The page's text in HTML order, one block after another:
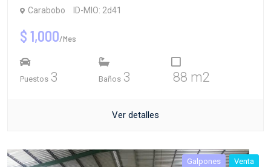
Carabobo ID-MIO: 2d41
$ 1,000/Mes
Puestos 3 Baños 3 88 m2
Ver detalles
Galpones Venta